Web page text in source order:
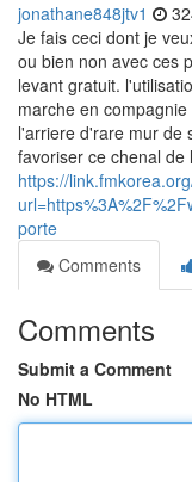
jonathane848jtv1
Je fais ceci dont je
ou bien non avec ces
levant gratuit.
marche en
l'arriere d'rare mur de
favoriser ce chenal de
https://
porte
Comments
Comments
Submit a Comment
No HTML